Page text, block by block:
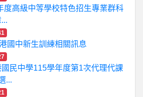
度高級中等學校特色招生專業群科
國中新生訓練相關訊息
民中學115學年度第1次代理代課
...